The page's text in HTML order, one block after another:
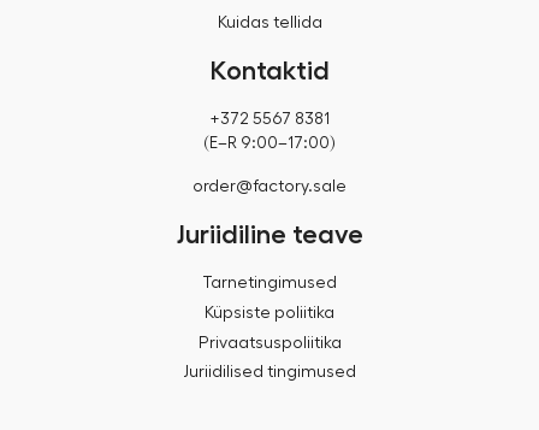
Kuidas tellida
Kontaktid
+372 5567 8381
(E–R 9:00–17:00)
order@factory.sale
Juriidiline teave
Tarnetingimused
Küpsiste poliitika
Privaatsuspoliitika
Juriidilised tingimused